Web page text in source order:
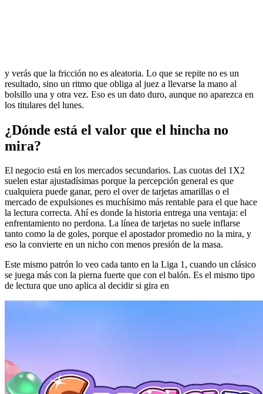
y verás que la fricción no es aleatoria. Lo que se repite no es un
resultado, sino un ritmo que obliga al juez a llevarse la mano al
bolsillo una y otra vez. Eso es un dato duro, aunque no aparezca en
los titulares del lunes.
¿Dónde está el valor que el hincha no
mira?
El negocio está en los mercados secundarios. Las cuotas del 1X2
suelen estar ajustadísimas porque la percepción general es que
cualquiera puede ganar, pero el over de tarjetas amarillas o el
mercado de expulsiones es muchísimo más rentable para el que hace
la lectura correcta. Ahí es donde la historia entrega una ventaja: el
enfrentamiento no perdona. La línea de tarjetas no suele inflarse
tanto como la de goles, porque el apostador promedio no la mira, y
eso la convierte en un nicho con menos presión de la masa.
Este mismo patrón lo veo cada tanto en la Liga 1, cuando un clásico
se juega más con la pierna fuerte que con el balón. Es el mismo tipo
de lectura que uno aplica al decidir si gira en